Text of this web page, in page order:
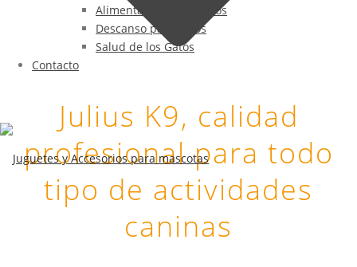
Alimentación para Gatos
Descanso para gatos
Salud de los Gatos
Contacto
Julius K9, calidad
profesional para todo
tipo de actividades
caninas